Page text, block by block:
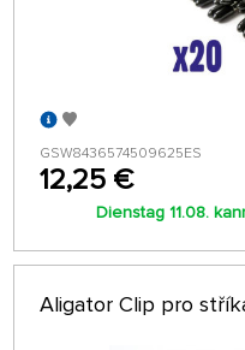
GSW8436574509625ES
12,25 €
Dienstag 11.08.
Aligator Clip pro